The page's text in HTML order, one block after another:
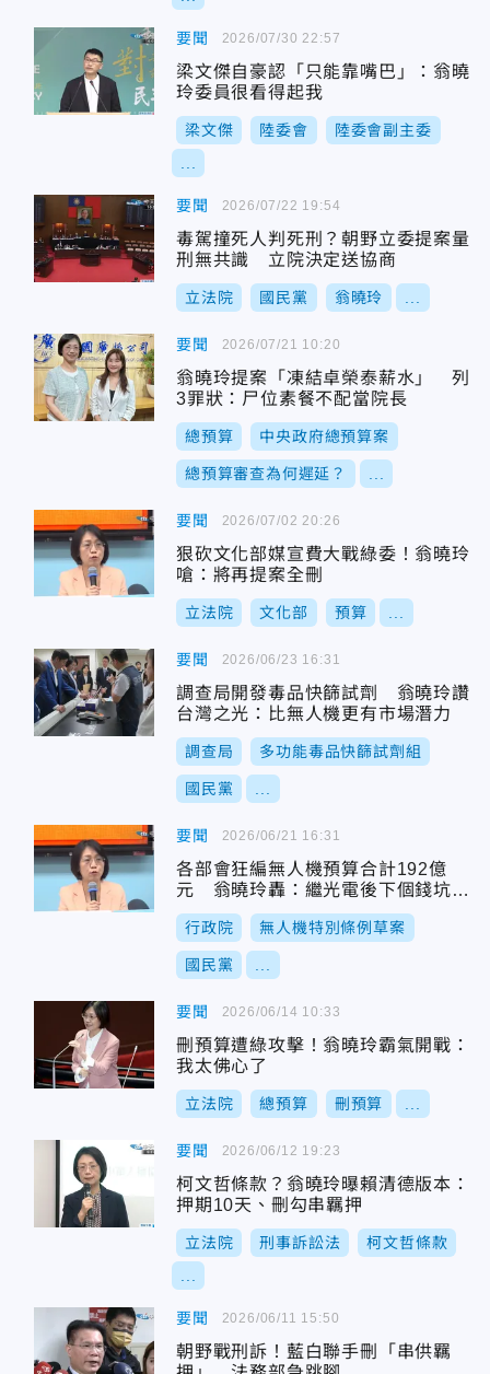
要聞
梁文傑自豪認「只能靠嘴巴」：翁曉
玲委員很看得起我
梁文傑 陸委會 陸委會副主委
2026/07/30 22:57
要聞
毒駕撞死人判死刑？朝野立委提案量
刑無共識 立院決定送協商
立法院 國民黨 翁曉玲
2026/07/22 19:54
要聞
翁曉玲提案「凍結卓榮泰薪水」 列
3罪狀：尸位素餐不配當院長
總預算 中央政府總預算案
總預算審查為何遲延？
2026/07/21 10:20
要聞
狠砍文化部媒宣費大戰綠委！翁曉玲
嗆：將再提案全刪
立法院 文化部 預算
2026/07/02 20:26
要聞
調查局開發毒品快篩試劑 翁曉玲讚
台灣之光：比無人機更有市場潛力
調查局 多功能毒品快篩試劑組
國民黨
2026/06/23 16:31
要聞
各部會狂編無人機預算合計192億
元 翁曉玲轟：繼光電後下個錢坑產
業
行政院 無人機特別條例草案
國民黨
2026/06/21 16:31
要聞
刪預算遭綠攻擊！翁曉玲霸氣開戰：
我太佛心了
立法院 總預算 刪預算
2026/06/14 10:33
要聞
柯文哲條款？翁曉玲曝賴清德版本：
押期10天、刪勾串羈押
立法院 刑事訴訟法 柯文哲條款
2026/06/12 19:23
要聞
朝野戰刑訴！藍白聯手刪「串供羈
2026/06/11 15:50